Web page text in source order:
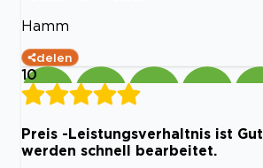
Hamm
delen
10
Preis -Leistungsverhaltnis ist
werden schnell bearbeitet.